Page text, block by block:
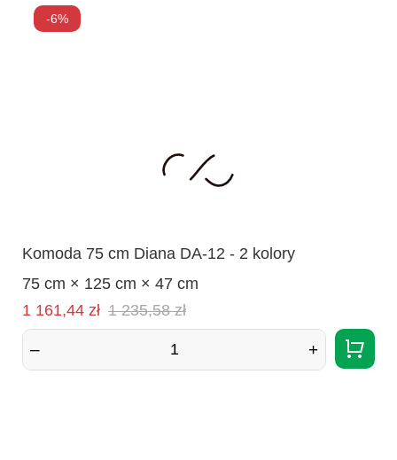
-6%
Komoda 75 cm Diana DA-12 - 2 kolory
75 cm × 125 cm × 47 cm
Cena
1 161,44 zł Normalna
cena
1 235,58 zł
– +